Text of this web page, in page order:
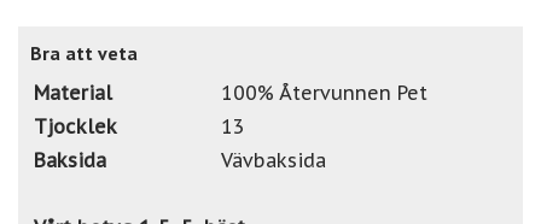
Bra att veta
Material
100% Återvunnen Pet
Tjocklek
13
Baksida
Vävbaksida